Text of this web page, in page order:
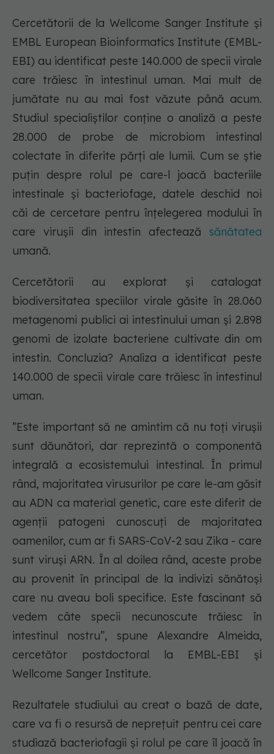
Cercetătorii de la Wellcome Sanger Institute și
EMBL European Bioinformatics Institute (EMBL-
EBI) au identificat peste 140.000 de specii virale
care trăiesc în intestinul uman. Mai mult de
jumătate nu au mai fost văzute până acum.
Studiul specialiștilor conține o analiză a peste
28.000 de probe de microbiom intestinal
colectate în diferite părți ale lumii. Cum se știe
puțin despre rolul pe care-l joacă bacteriile
intestinale și bacteriofage, datele deschid noi
căi de cercetare pentru înțelegerea modului în
care virușii din intestin afectează sănătatea
umană.
Cercetătorii au explorat și catalogat
biodiversitatea speciilor virale găsite în 28.060
metagenomi publici ai intestinului uman și 2.898
genomi de izolate bacteriene cultivate din om
intestin. Concluzia? Analiza a identificat peste
140.000 de specii virale care trăiesc în intestinul
uman.
”Este important să ne amintim că nu toți virușii
sunt dăunători, dar reprezintă o componentă
integrală a ecosistemului intestinal. În primul
rând, majoritatea virusurilor pe care le-am găsit
au ADN ca material genetic, care este diferit de
agenții patogeni cunoscuți de majoritatea
oamenilor, cum ar fi SARS-CoV-2 sau Zika - care
sunt viruși ARN. În al doilea rând, aceste probe
au provenit în principal de la indivizi sănătoși
care nu aveau boli specifice. Este fascinant să
vedem câte specii necunoscute trăiesc în
intestinul nostru”, spune Alexandre Almeida,
cercetător postdoctoral la EMBL-EBI și
Wellcome Sanger Institute.
Rezultatele studiului au creat o bază de date,
care va fi o resursă de neprețuit pentru cei care
studiază bacteriofagii și rolul pe care îl joacă în